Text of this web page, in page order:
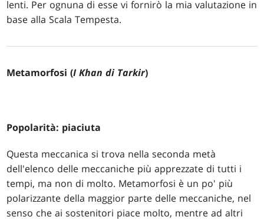
lenti. Per ognuna di esse vi fornirò la mia valutazione in
base alla Scala Tempesta.
Metamorfosi (I Khan di Tarkir)
Popolarità: piaciuta
Questa meccanica si trova nella seconda metà
dell'elenco delle meccaniche più apprezzate di tutti i
tempi, ma non di molto. Metamorfosi è un po' più
polarizzante della maggior parte delle meccaniche, nel
senso che ai sostenitori piace molto, mentre ad altri